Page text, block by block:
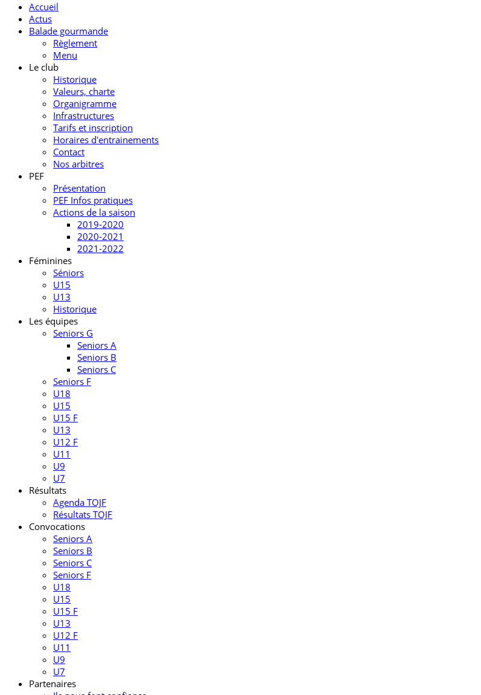
Accueil
Actus
Balade gourmande
Règlement
Menu
Le club
Historique
Valeurs, charte
Organigramme
Infrastructures
Tarifs et inscription
Horaires d'entrainements
Contact
Nos arbitres
PEF
Présentation
PEF Infos pratiques
Actions de la saison
2019-2020
2020-2021
2021-2022
Féminines
Séniors
U15
U13
Historique
Les équipes
Seniors G
Seniors A
Seniors B
Seniors C
Seniors F
U18
U15
U15 F
U13
U12 F
U11
U9
U7
Résultats
Agenda TOJF
Résultats TOJF
Convocations
Seniors A
Seniors B
Seniors C
Seniors F
U18
U15
U15 F
U13
U12 F
U11
U9
U7
Partenaires